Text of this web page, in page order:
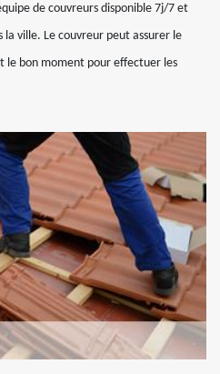
de couvreurs disponible 7j/7 et
ville. Le couvreur peut assurer le
le bon moment pour effectuer les